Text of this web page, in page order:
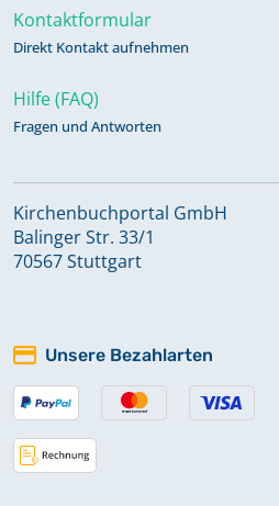
1931 - 1949; Trauungen
Bestattungen 1931 -
Bestattungen 1772 -
Bestattungen 1844 -
Bestattungen 1947 -
Kontaktformular
Direkt Kontakt aufnehmen
Hilfe (FAQ)
Fragen und Antworten
Kirchenbuchportal GmbH
Balinger Str. 33/1
70567 Stuttgart
Unsere Bezahlarten